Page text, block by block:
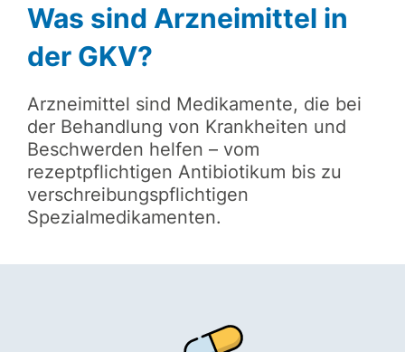
Was sind Arzneimittel in
der GKV?
Arzneimittel sind Medikamente, die bei
der Behandlung von Krankheiten und
Beschwerden helfen – vom
rezeptpflichtigen Antibiotikum bis zu
verschreibungspflichtigen
Spezialmedikamenten.